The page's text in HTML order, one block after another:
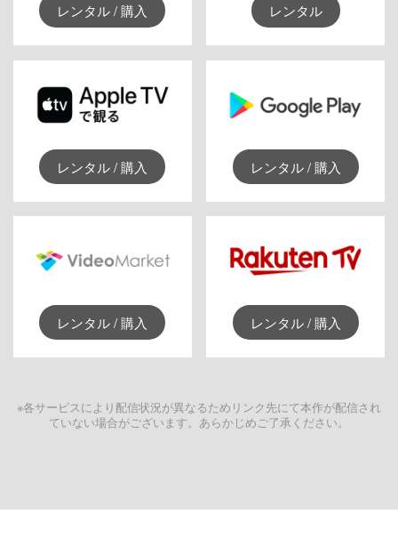
レンタル / 購入 レンタル
レンタル / 購入 レンタル / 購入
レンタル / 購入 レンタル / 購入
※各サービスにより配信状況が異なるためリンク先にて本作が配信され
ていない場合がございます。あらかじめご了承ください。